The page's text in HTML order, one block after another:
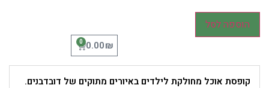
הוספה לסל
0.00₪
0
קופסת אוכל מחולקת לילדים באיורים מתוקים של דובדבנים.